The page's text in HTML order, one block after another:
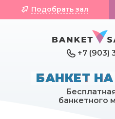
+7 (903)
Подобрать зал
БАНКЕТ
банкетного